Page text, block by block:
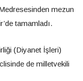
mezun
tamamladı.
(Diyanet İşleri)
de milletvekili